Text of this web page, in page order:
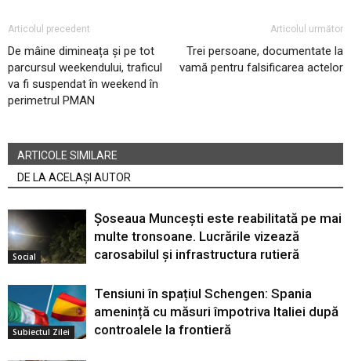
Articolul precedent
De mâine dimineața și pe tot
parcursul weekendului, traficul
va fi suspendat în weekend în
perimetrul PMAN
Articolul următor
Trei persoane, documentate la
vamă pentru falsificarea actelor
ARTICOLE SIMILARE
DE LA ACELAȘI AUTOR
Social
Șoseaua Muncești este reabilitată pe mai
multe tronsoane. Lucrările vizează
carosabilul și infrastructura rutieră
Subiectul Zilei
Tensiuni în spațiul Schengen: Spania
amenință cu măsuri împotriva Italiei după
controalele la frontieră